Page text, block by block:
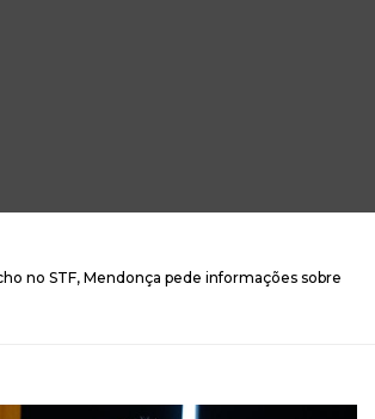
no STF, Mendonça pede informações sobre